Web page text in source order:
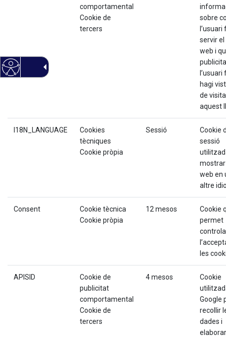
comportamental
Cookie de
tercers
sobre
l’usuari
servir el
web i
l’usuari
hagi
de
aquest
I18N_LANGUAGE
Cookies
tècniques
Cookie pròpia
Sessió
Cookie
sessió
mostrar
web en
altre
Consent
Cookie tècnica
Cookie pròpia
12 mesos
Cookie
permet
les
APISID
Cookie de
publicitat
comportamental
Cookie de
tercers
4 mesos
Cookie
Google
recollir
dades i